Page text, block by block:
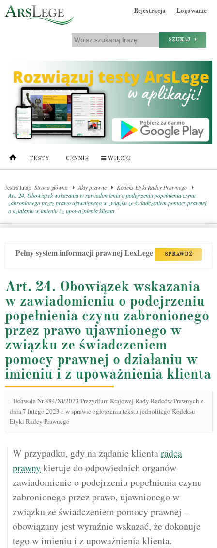
Rejestracja Logowanie
SZUKAJ
TESTY CENNIK WIĘCEJ
Jesteś tutaj: Strona główna Akty prawne
Kodeks Etyki Radcy Prawnego
Art. 24. Obowiązek wskazania w zawiadomieniu o podejrzeniu popełnienia czynu
zabronionego przez prawo ujawnionego w związku ze świadczeniem pomocy prawnej
o działaniu w imieniu i z upoważnienia klienta
Pełny system informacji prawnej LexLege SPRAWDŹ
Art. 24. Obowiązek wskazania
w zawiadomieniu o podejrzeniu
popełnienia czynu zabronionego
przez prawo ujawnionego w
związku ze świadczeniem
pomocy prawnej o działaniu w
imieniu i z upoważnienia klienta
-Uchwała Nr 884/XI/2023 Prezydium Krajowej Rady Radców Prawnych z
dnia 7 lutego 2023 r. w sprawie ogłoszenia tekstu jednolitego Kodeksu
Etyki Radcy Prawnego
W przypadku, gdy na żądanie klientaradca
prawnykieruje do odpowiednich organów
zawiadomienie o podejrzeniu popełnienia czynu
zabronionego przez prawo, ujawnionego w
związku ze świadczeniem pomocy prawnej –
obowiązany jest wyraźnie wskazać, że dokonuje
tego w imieniu i z upoważnienia klienta.